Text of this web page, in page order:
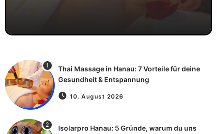
1
Thai Massage in Hanau: 7 Vorteile für deine
Gesundheit & Entspannung
10. August 2026
2
Isolarpro Hanau: 5 Gründe, warum du uns